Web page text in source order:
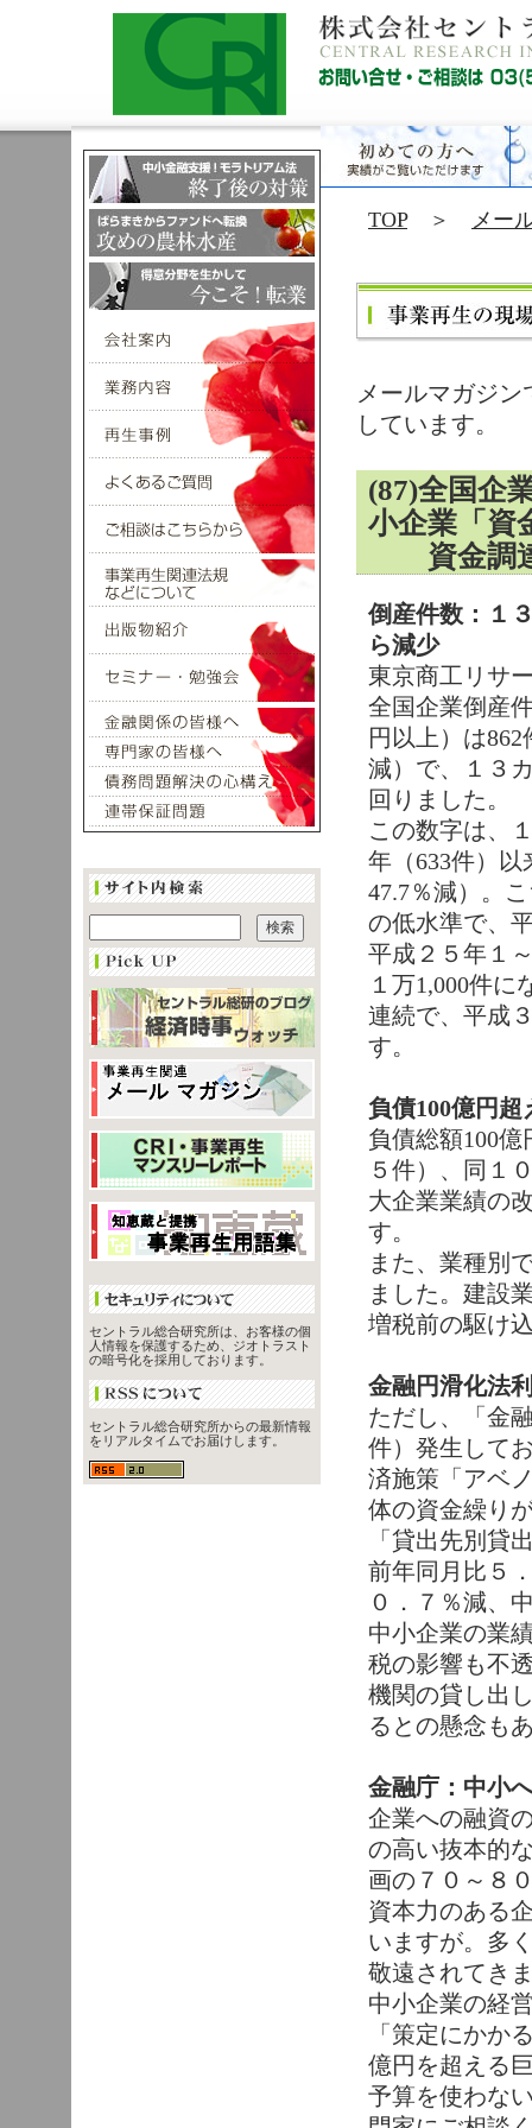
TOP＞ メー
メールマガジ
しています。
(87)全国企
小企業「資
資金調達
倒産件数：１
ら減少
東京商工リサ
全国企業倒産
円以上）は
減）で、１３
回りました。
この数字は、
年（633件）以
47.7％減）。
の低水準で、
平成２５年１
１万1,000件
連続で、平成
す。
負債100億円
負債総額100
５件）、同１
大企業業績の
す。
また、業種別
ました。建設
増税前の駆け
金融円滑化法
ただし、「金
件）発生して
済施策「アベ
体の資金繰り
「貸出先別貸
前年同月比５
０．７％減、
中小企業の業
税の影響も不
機関の貸し出
るとの懸念も
金融庁：中小
企業への融資
の高い抜本的
画の７０～８
資本力のある
いますが。多
敬遠されてき
中小企業の経
「策定にかか
億円を超える
予算を使わな
セントラル総合研究所は、お客様の個
人情報を保護するため、ジオトラスト
の暗号化を採用しております。
セントラル総合研究所からの最新情報
をリアルタイムでお届けします。